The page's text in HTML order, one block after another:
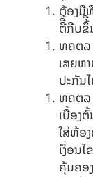
ຕ້ອງມື
ຕີື້ກີບຂຶ້ື
ທຄຕລ
ເສຍຫ
ປະກັນ
ທຄຕລ
ເບື້ອງ
ໃສ່ຫ້ອ
ເງື່ອນ
ຄຸ້ມຄອ